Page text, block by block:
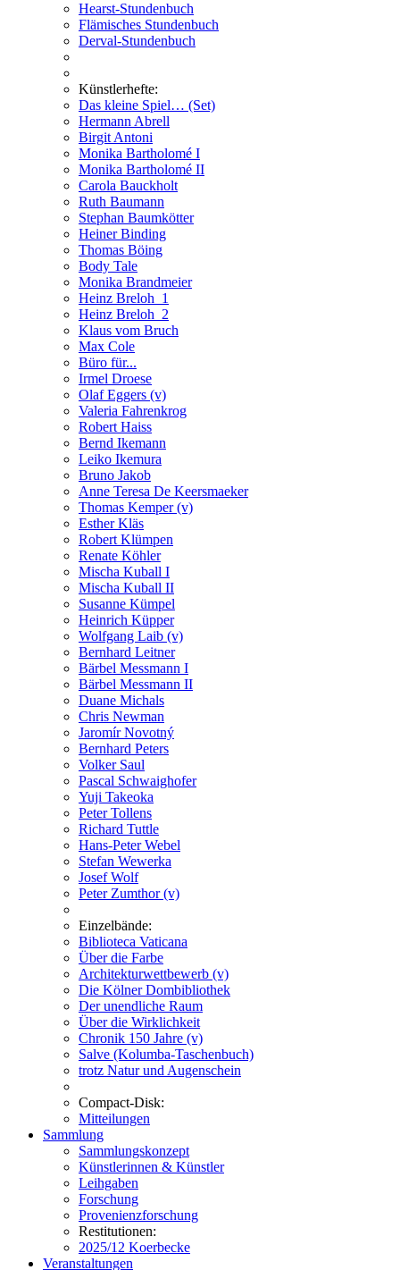
Hearst-Stundenbuch
Flämisches Stundenbuch
Derval-Stundenbuch
Künstlerhefte:
Das kleine Spiel… (Set)
Hermann Abrell
Birgit Antoni
Monika Bartholomé I
Monika Bartholomé II
Carola Bauckholt
Ruth Baumann
Stephan Baumkötter
Heiner Binding
Thomas Böing
Body Tale
Monika Brandmeier
Heinz Breloh_1
Heinz Breloh_2
Klaus vom Bruch
Max Cole
Büro für...
Irmel Droese
Olaf Eggers (v)
Valeria Fahrenkrog
Robert Haiss
Bernd Ikemann
Leiko Ikemura
Bruno Jakob
Anne Teresa De Keersmaeker
Thomas Kemper (v)
Esther Kläs
Robert Klümpen
Renate Köhler
Mischa Kuball I
Mischa Kuball II
Susanne Kümpel
Heinrich Küpper
Wolfgang Laib (v)
Bernhard Leitner
Bärbel Messmann I
Bärbel Messmann II
Duane Michals
Chris Newman
Jaromír Novotný
Bernhard Peters
Volker Saul
Pascal Schwaighofer
Yuji Takeoka
Peter Tollens
Richard Tuttle
Hans-Peter Webel
Stefan Wewerka
Josef Wolf
Peter Zumthor (v)
Einzelbände:
Biblioteca Vaticana
Über die Farbe
Architekturwettbewerb (v)
Die Kölner Dombibliothek
Der unendliche Raum
Über die Wirklichkeit
Chronik 150 Jahre (v)
Salve (Kolumba-Taschenbuch)
trotz Natur und Augenschein
Compact-Disk:
Mitteilungen
Sammlung
Sammlungskonzept
Künstlerinnen & Künstler
Leihgaben
Forschung
Provenienzforschung
Restitutionen:
2025/12 Koerbecke
Veranstaltungen